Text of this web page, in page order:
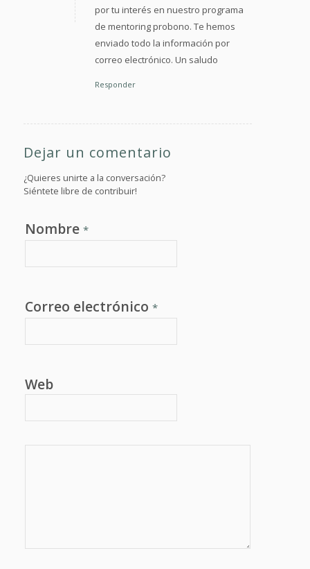
por tu interés en nuestro programa
de mentoring probono. Te hemos
enviado todo la información por
correo electrónico. Un saludo
Responder
Dejar un comentario
¿Quieres unirte a la conversación?
Siéntete libre de contribuir!
Nombre *
Correo electrónico *
Web